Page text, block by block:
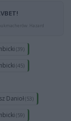
Hazard
(39)
(45)
Danioł(53)
(59)